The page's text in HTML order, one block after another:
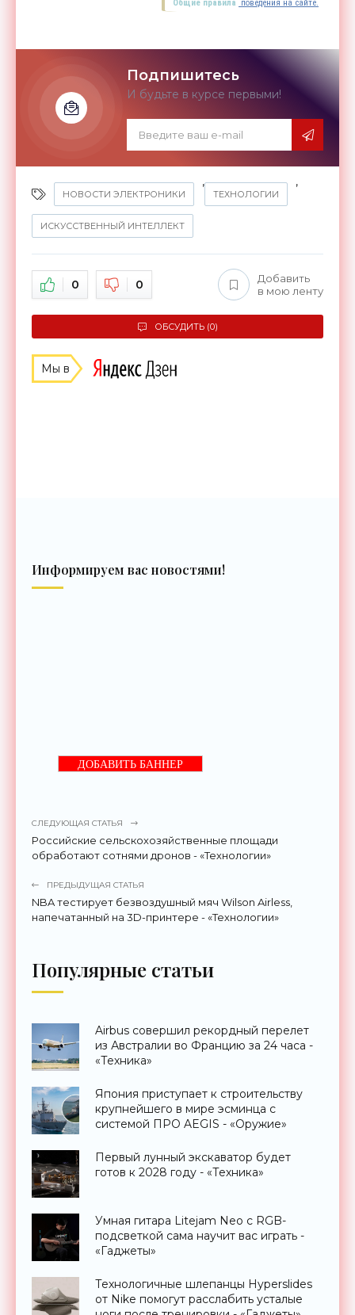
Общие правила поведения на сайте.
Подпишитесь
И будьте в курсе первыми!
НОВОСТИ ЭЛЕКТРОНИКИ
,
ТЕХНОЛОГИИ
,
ИСКУССТВЕННЫЙ ИНТЕЛЛЕКТ
0 0
Добавить
в мою ленту
ОБСУДИТЬ (0)
Мы в
Информируем вас новостями!
ДОБАВИТЬ БАННЕР
СЛЕДУЮЩАЯ СТАТЬЯ
Российские сельскохозяйственные площади
обработают сотнями дронов - «Технологии»
ПРЕДЫДУЩАЯ СТАТЬЯ
NBA тестирует безвоздушный мяч Wilson Airless,
напечатанный на 3D-принтере - «Технологии»
Популярные статьи
Airbus совершил рекордный перелет
из Австралии во Францию за 24 часа -
«Техника»
Япония приступает к строительству
крупнейшего в мире эсминца с
системой ПРО AEGIS - «Оружие»
Первый лунный экскаватор будет
готов к 2028 году - «Техника»
Умная гитара Litejam Neo с RGB-
подсветкой сама научит вас играть -
«Гаджеты»
Технологичные шлепанцы Hyperslides
от Nike помогут расслабить усталые